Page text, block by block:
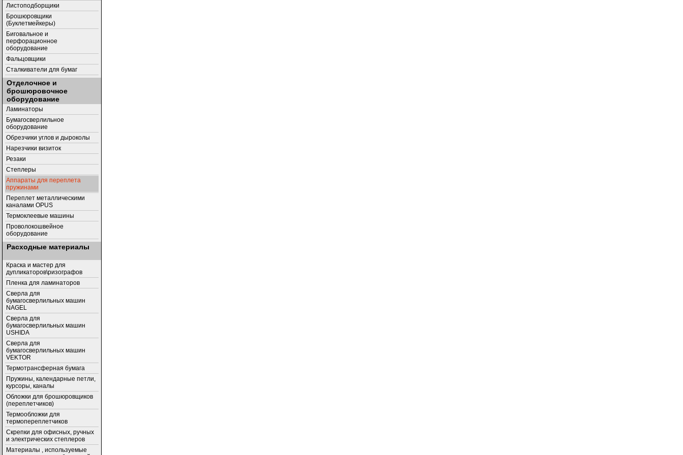
Листоподборщики
Брошюровщики
(Буклетмейкеры)
Биговальное и
перфорационное
оборудование
Фальцовщики
Сталкиватели для бумаг
Отделочное и
брошюровочное
оборудование
Ламинаторы
Бумагосверлильное
оборудование
Обрезчики углов и дыроколы
Нарезчики визиток
Резаки
Степлеры
Аппараты для переплета
пружинами
Переплет металлическими
каналами OPUS
Термоклеевые машины
Проволокошвейное
оборудование
Расходные материалы
Краска и мастер для
дупликаторов\ризографов
Пленка для ламинаторов
Сверла для
бумагосверлильных машин
NAGEL
Сверла для
бумагосверлильных машин
USHIDA
Cверла для
бумагосверлильных машин
VEKTOR
Термотрансферная бумага
Пружины, календарные петли,
курсоры, каналы
Обложки для брошюровщиков
(переплетчиков)
Термообложки для
термопереплетчиков
Скрепки для офисных, ручных
и электрических степлеров
Материалы , используемые